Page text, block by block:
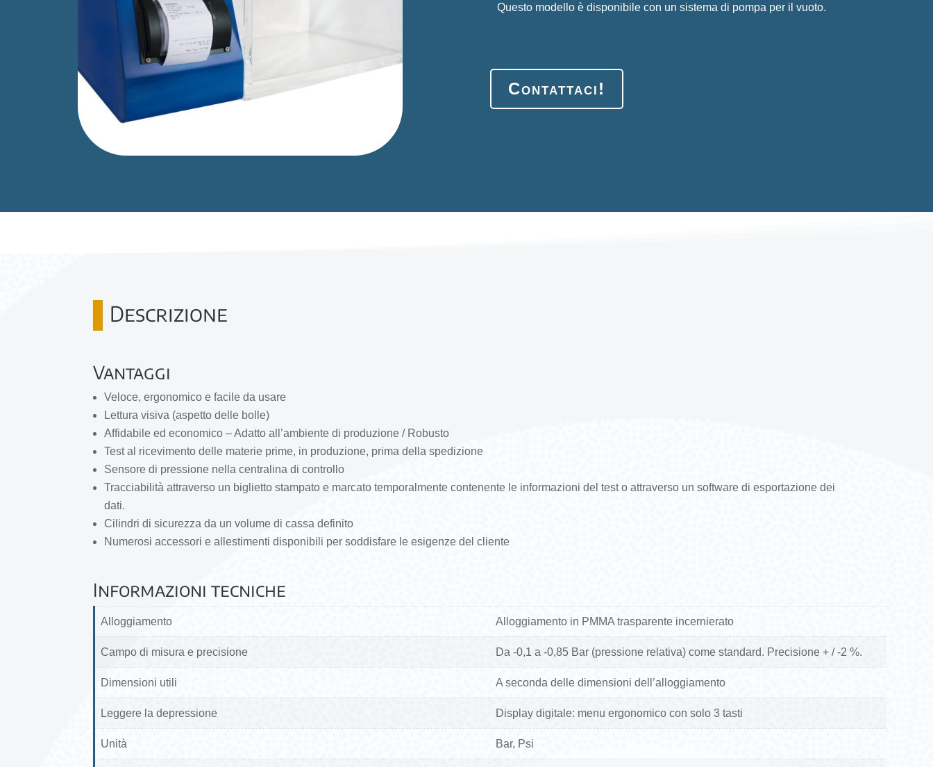
Questo modello è disponibile con un sistema di pompa per il vuoto.
Contattaci!
Descrizione
Vantaggi
Veloce, ergonomico e facile da usare
Lettura visiva (aspetto delle bolle)
Affidabile ed economico – Adatto all’ambiente di produzione / Robusto
Test al ricevimento delle materie prime, in produzione, prima della spedizione
Sensore di pressione nella centralina di controllo
Tracciabilità attraverso un biglietto stampato e marcato temporalmente contenente le informazioni del test o attraverso un software di esportazione dei
dati.
Cilindri di sicurezza da un volume di cassa definito
Numerosi accessori e allestimenti disponibili per soddisfare le esigenze del cliente
Informazioni tecniche
Alloggiamento Alloggiamento in PMMA trasparente incernierato
Campo di misura e precisione Da -0,1 a -0,85 Bar (pressione relativa) come standard. Precisione + / -2 %.
Dimensioni utili A seconda delle dimensioni dell’alloggiamento
Leggere la depressione Display digitale: menu ergonomico con solo 3 tasti
Unità Bar, Psi